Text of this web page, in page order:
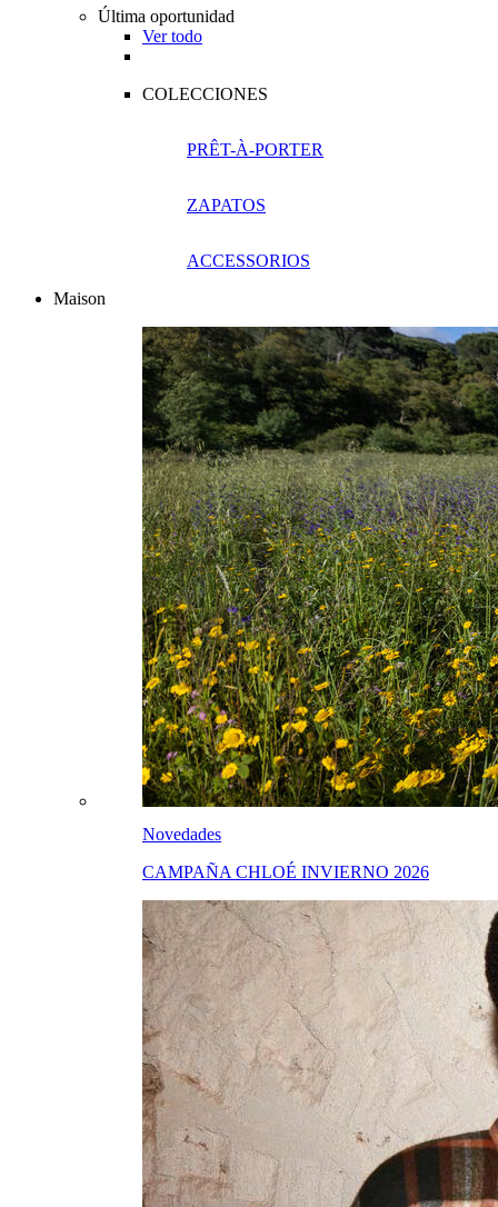
Última oportunidad
Ver todo
COLECCIONES
PRÊT-À-PORTER
ZAPATOS
ACCESSORIOS
Maison
Novedades
CAMPAÑA CHLOÉ INVIERNO 2026